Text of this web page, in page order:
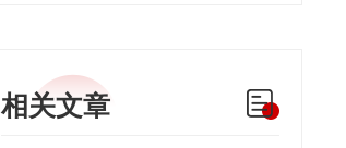
相关文章